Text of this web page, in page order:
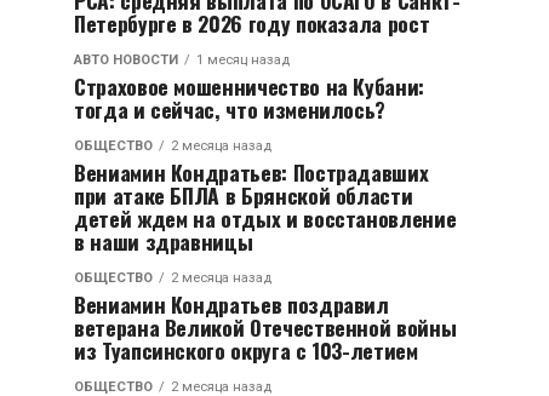
Петербурге в 2026 году показала рост
АВТО НОВОСТИ 1 месяц назад
Страховое мошенничество на Кубани:
тогда и сейчас, что изменилось?
ОБЩЕСТВО 2 месяца назад
Вениамин Кондратьев: Пострадавших
при атаке БПЛА в Брянской области
детей ждем на отдых и восстановление
в наши здравницы
ОБЩЕСТВО 2 месяца назад
Вениамин Кондратьев поздравил
ветерана Великой Отечественной войны
из Туапсинского округа с 103-летием
ОБЩЕСТВО 2 месяца назад